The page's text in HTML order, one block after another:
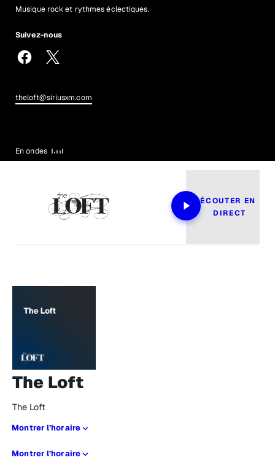
Musique rock et rythmes éclectiques.
Suivez-nous
theloft@siriusxm.com
En ondes
ÉCOUTER EN
DIRECT
The Loft
The Loft
Montrer l’horaire
Montrer l’horaire